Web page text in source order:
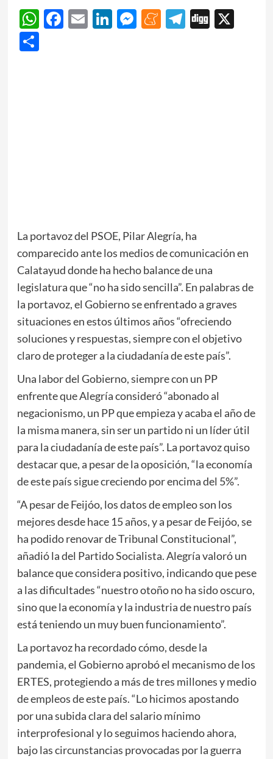
WhatsApp
Facebook
EmailLinkedIn
Messenger
Meneame
Telegram
Digg
X
Share
La portavoz del PSOE, Pilar Alegría, ha
comparecido ante los medios de comunicación en
Calatayud donde ha hecho balance de una
legislatura que “no ha sido sencilla”. En palabras de
la portavoz, el Gobierno se enfrentado a graves
situaciones en estos últimos años “ofreciendo
soluciones y respuestas, siempre con el objetivo
claro de proteger a la ciudadanía de este país”.
Una labor del Gobierno, siempre con un PP
enfrente que Alegría consideró “abonado al
negacionismo, un PP que empieza y acaba el año de
la misma manera, sin ser un partido ni un líder útil
para la ciudadanía de este país”. La portavoz quiso
destacar que, a pesar de la oposición, “la economía
de este país sigue creciendo por encima del 5%”.
“A pesar de Feijóo, los datos de empleo son los
mejores desde hace 15 años, y a pesar de Feijóo, se
ha podido renovar de Tribunal Constitucional”,
añadió la del Partido Socialista. Alegría valoró un
balance que considera positivo, indicando que pese
a las dificultades “nuestro otoño no ha sido oscuro,
sino que la economía y la industria de nuestro país
está teniendo un muy buen funcionamiento”.
La portavoz ha recordado cómo, desde la
pandemia, el Gobierno aprobó el mecanismo de los
ERTES, protegiendo a más de tres millones y medio
de empleos de este país. “Lo hicimos apostando
por una subida clara del salario mínimo
interprofesional y lo seguimos haciendo ahora,
bajo las circunstancias provocadas por la guerra